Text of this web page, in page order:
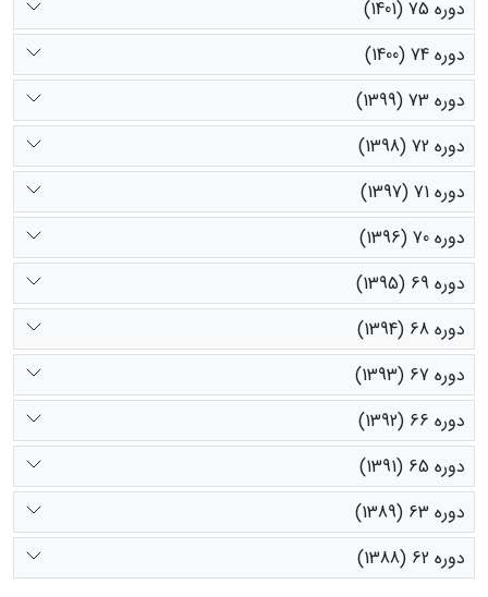
دوره 75 (1401)
دوره 74 (1400)
دوره 73 (1399)
دوره 72 (1398)
دوره 71 (1397)
دوره 70 (1396)
دوره 69 (1395)
دوره 68 (1394)
دوره 67 (1393)
دوره 66 (1392)
دوره 65 (1391)
دوره 63 (1389)
دوره 62 (1388)